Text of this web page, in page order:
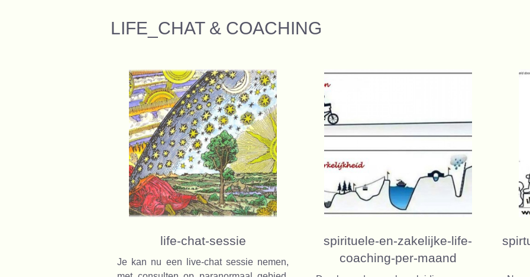
LIFE_CHAT & COACHING
life-chat-sessie
Je kan nu een live-chat sessie nemen,
spirituele-en-zakelijke-life-
coaching-per-maand